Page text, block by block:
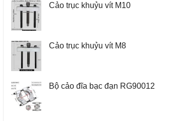
Cảo trục khuỷu vít M10
Cảo trục khuỷu vít M8
Bộ cảo đĩa bạc đạn RG90012